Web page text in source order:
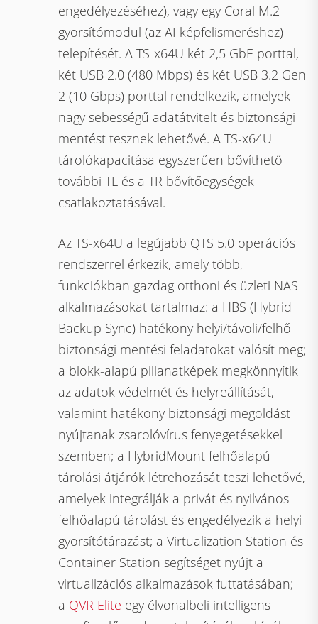
engedélyezéséhez), vagy egy Coral M.2
gyorsítómodul (az AI képfelismeréshez)
telepítését. A TS-x64U két 2,5 GbE porttal,
két USB 2.0 (480 Mbps) és két USB 3.2 Gen
2 (10 Gbps) porttal rendelkezik, amelyek
nagy sebességű adatátvitelt és biztonsági
mentést tesznek lehetővé. A TS-x64U
tárolókapacitása egyszerűen bővíthető
további TL és a TR bővítőegységek
csatlakoztatásával.
Az TS-x64U a legújabb QTS 5.0 operációs
rendszerrel érkezik, amely több,
funkciókban gazdag otthoni és üzleti NAS
alkalmazásokat tartalmaz: a HBS (Hybrid
Backup Sync) hatékony helyi/távoli/felhő
biztonsági mentési feladatokat valósít meg;
a blokk-alapú pillanatképek megkönnyítik
az adatok védelmét és helyreállítását,
valamint hatékony biztonsági megoldást
nyújtanak zsarolóvírus fenyegetésekkel
szemben; a HybridMount felhőalapú
tárolási átjárók létrehozását teszi lehetővé,
amelyek integrálják a privát és nyilvános
felhőalapú tárolást és engedélyezik a helyi
gyorsítótárazást; a Virtualization Station és
Container Station segítséget nyújt a
virtualizációs alkalmazások futtatásában;
a QVR Elite egy élvonalbeli intelligens